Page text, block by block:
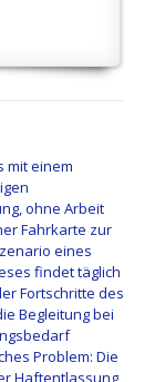
mit einem
ohne Arbeit
Fahrkarte zur
eines
findet täglich
Fortschritte des
Begleitung bei
Problem: Die
Haftentlassung